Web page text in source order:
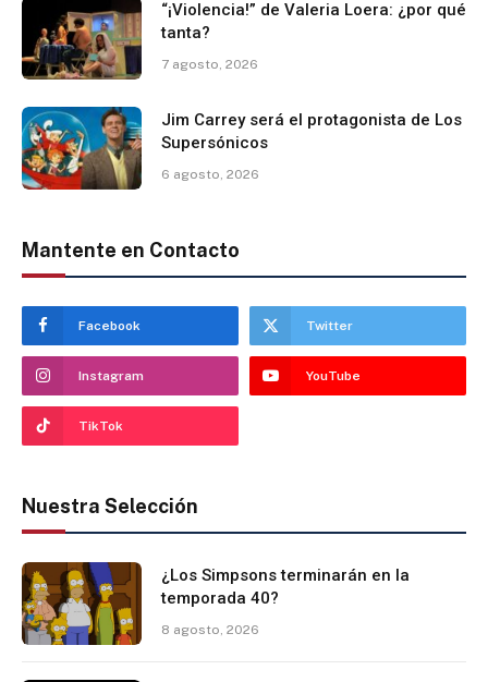
“¡Violencia!” de Valeria Loera: ¿por qué
tanta?
7 agosto, 2026
Jim Carrey será el protagonista de Los
Supersónicos
6 agosto, 2026
Mantente en Contacto
Facebook Twitter
Instagram YouTube
TikTok
Nuestra Selección
¿Los Simpsons terminarán en la
temporada 40?
8 agosto, 2026